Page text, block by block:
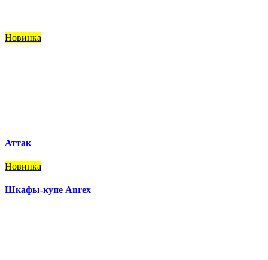
Новинка
Аттак
Новинка
Шкафы-купе Anrex